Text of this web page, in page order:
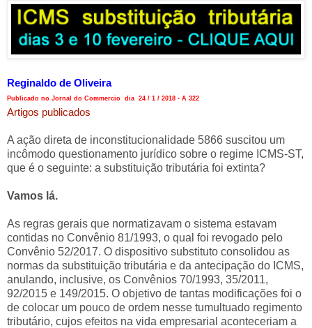
Reginaldo de Oliveira
Publicado no Jornal do Commercio dia 24 / 1 / 2018 - A 322
Artigos publicados
A ação direta de inconstitucionalidade 5866 suscitou um
incômodo questionamento jurídico sobre o regime ICMS-ST,
que é o seguinte: a substituição tributária foi extinta?
Vamos lá.
As regras gerais que normatizavam o sistema estavam
contidas no Convênio 81/1993, o qual foi revogado pelo
Convênio 52/2017. O dispositivo substituto consolidou as
normas da substituição tributária e da antecipação do ICMS,
anulando, inclusive, os Convênios 70/1993, 35/2011,
92/2015 e 149/2015. O objetivo de tantas modificações foi o
de colocar um pouco de ordem nesse tumultuado regimento
tributário, cujos efeitos na vida empresarial aconteceriam a